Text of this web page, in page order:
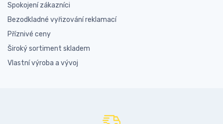
Spokojení zákazníci
Bezodkladné vyřizování reklamací
Příznivé ceny
Široký sortiment skladem
Vlastní výroba a vývoj